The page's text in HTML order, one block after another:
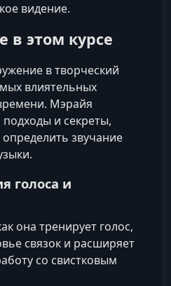
видение.
в этом курсе
в творческий
влиятельных
Мэрайя
подходы и секреты,
звучание
голоса и
она тренирует голос,
связок и расширяет
со свистковым